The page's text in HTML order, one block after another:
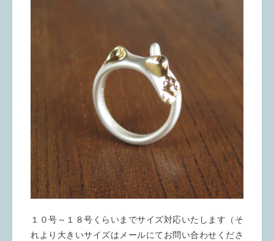
１０号～１８号くらいまでサイズ対応いたします（そ
れより大きいサイズはメールにてお問い合わせくださ